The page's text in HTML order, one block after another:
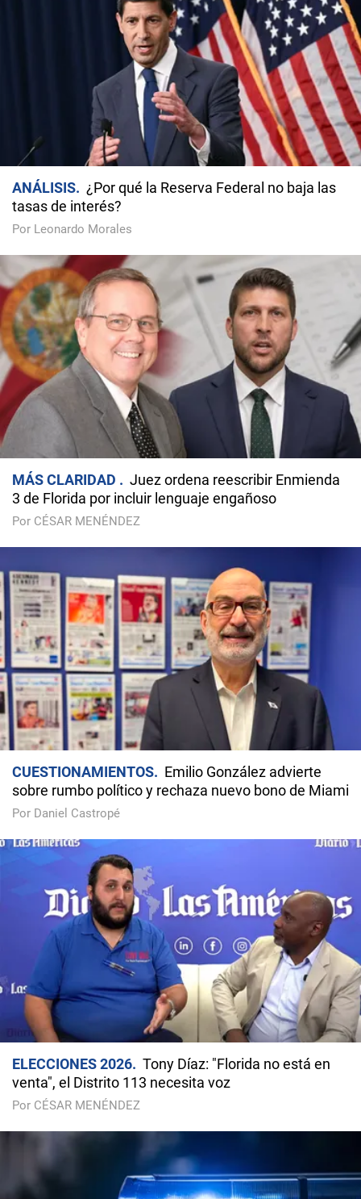
ANÁLISIS
¿Por qué la Reserva Federal no baja las
tasas de interés?
Por Leonardo Morales
MÁS CLARIDAD
Juez ordena reescribir Enmienda
3 de Florida por incluir lenguaje engañoso
Por CÉSAR MENÉNDEZ
CUESTIONAMIENTOS
Emilio González advierte
sobre rumbo político y rechaza nuevo bono de Miami
Por Daniel Castropé
ELECCIONES 2026
Tony Díaz: "Florida no está en
venta", el Distrito 113 necesita voz
Por CÉSAR MENÉNDEZ